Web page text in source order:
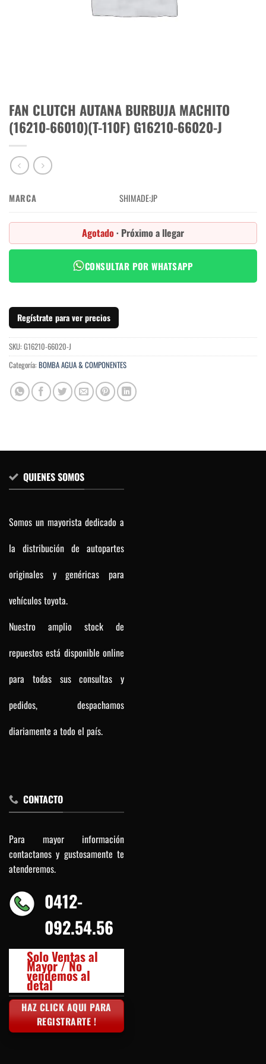
FAN CLUTCH AUTANA BURBUJA MACHITO
(16210-66010)(T-110F) G16210-66020-J
MARCA SHIMADE:JP
Agotado · Próximo a llegar
CONSULTAR POR WHATSAPP
Regístrate para ver precios
SKU: G16210-66020-J
Categoría: BOMBA AGUA & COMPONENTES
QUIENES SOMOS
Somos un mayorista dedicado a
la distribución de autopartes
originales y genéricas para
vehículos toyota.
Nuestro amplio stock de
repuestos está disponible online
para todas sus consultas y
pedidos, despachamos
diariamente a todo el país.
CONTACTO
Para mayor información
contactanos y gustosamente te
atenderemos.
0412-
092.54.56
Solo Ventas al
Mayor / No
vendemos al
detal
HAZ CLICK AQUI PARA
REGISTRARTE !